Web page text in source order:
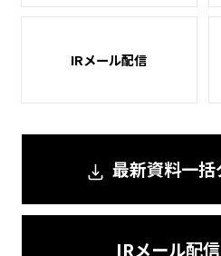
IRメール配信
最新資料一
IRメール配